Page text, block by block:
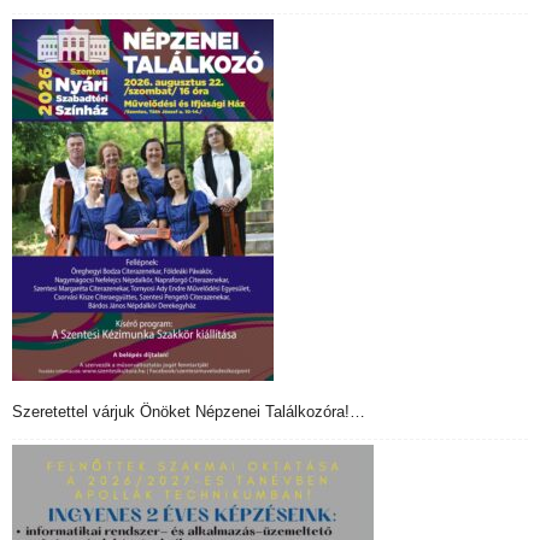
Szeretettel várjuk Önöket Népzenei Találkozóra!…